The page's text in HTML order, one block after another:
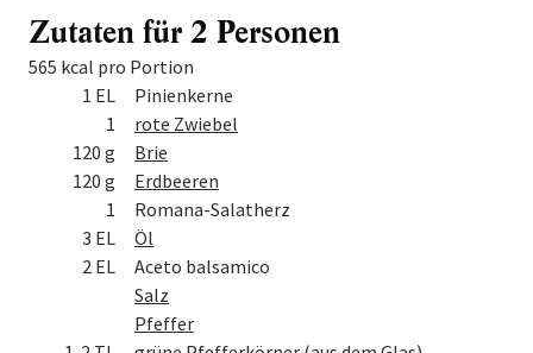
Zutaten für 2 Personen
565 kcal pro Portion
Zutat
1 EL
Pinienkerne
1
rote Zwiebel
120 g
Brie
120 g
Erdbeeren
1
Romana-Salatherz
3 EL
Öl
2 EL
Aceto balsamico
Salz
Pfeffer